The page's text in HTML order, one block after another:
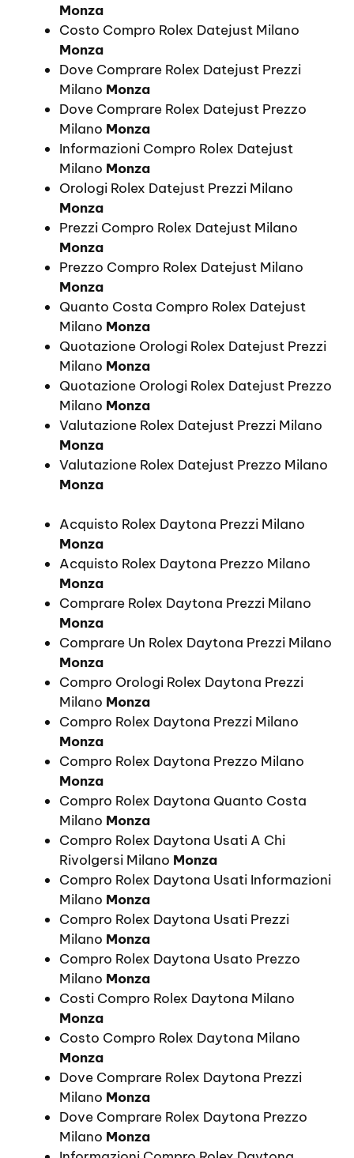
Monza
Costo Compro Rolex Datejust Milano
Monza
Dove Comprare Rolex Datejust Prezzi
Milano Monza
Dove Comprare Rolex Datejust Prezzo
Milano Monza
Informazioni Compro Rolex Datejust
Milano Monza
Orologi Rolex Datejust Prezzi Milano
Monza
Prezzi Compro Rolex Datejust Milano
Monza
Prezzo Compro Rolex Datejust Milano
Monza
Quanto Costa Compro Rolex Datejust
Milano Monza
Quotazione Orologi Rolex Datejust Prezzi
Milano Monza
Quotazione Orologi Rolex Datejust Prezzo
Milano Monza
Valutazione Rolex Datejust Prezzi Milano
Monza
Valutazione Rolex Datejust Prezzo Milano
Monza
Acquisto Rolex Daytona Prezzi Milano
Monza
Acquisto Rolex Daytona Prezzo Milano
Monza
Comprare Rolex Daytona Prezzi Milano
Monza
Comprare Un Rolex Daytona Prezzi Milano
Monza
Compro Orologi Rolex Daytona Prezzi
Milano Monza
Compro Rolex Daytona Prezzi Milano
Monza
Compro Rolex Daytona Prezzo Milano
Monza
Compro Rolex Daytona Quanto Costa
Milano Monza
Compro Rolex Daytona Usati A Chi
Rivolgersi Milano Monza
Compro Rolex Daytona Usati Informazioni
Milano Monza
Compro Rolex Daytona Usati Prezzi
Milano Monza
Compro Rolex Daytona Usato Prezzo
Milano Monza
Costi Compro Rolex Daytona Milano
Monza
Costo Compro Rolex Daytona Milano
Monza
Dove Comprare Rolex Daytona Prezzi
Milano Monza
Dove Comprare Rolex Daytona Prezzo
Milano Monza